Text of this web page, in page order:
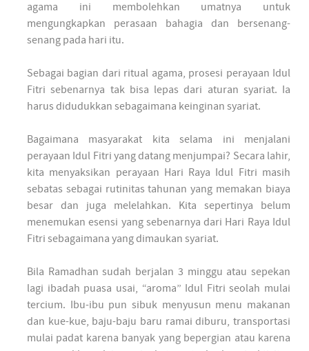
agama ini membolehkan umatnya untuk
mengungkapkan perasaan bahagia dan bersenang-
senang pada hari itu.
Sebagai bagian dari ritual agama, prosesi perayaan Idul
Fitri sebenarnya tak bisa lepas dari aturan syariat. Ia
harus didudukkan sebagaimana keinginan syariat.
Bagaimana masyarakat kita selama ini menjalani
perayaan Idul Fitri yang datang menjumpai? Secara lahir,
kita menyaksikan perayaan Hari Raya Idul Fitri masih
sebatas sebagai rutinitas tahunan yang memakan biaya
besar dan juga melelahkan. Kita sepertinya belum
menemukan esensi yang sebenarnya dari Hari Raya Idul
Fitri sebagaimana yang dimaukan syariat.
Bila Ramadhan sudah berjalan 3 minggu atau sepekan
lagi ibadah puasa usai, “aroma” Idul Fitri seolah mulai
tercium. Ibu-ibu pun sibuk menyusun menu makanan
dan kue-kue, baju-baju baru ramai diburu, transportasi
mulai padat karena banyak yang bepergian atau karena